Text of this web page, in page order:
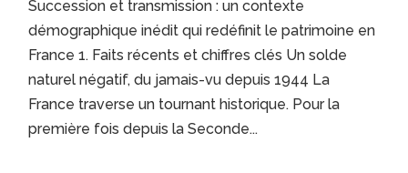
Succession et transmission : un contexte
démographique inédit qui redéfinit le patrimoine en
France 1. Faits récents et chiffres clés Un solde
naturel négatif, du jamais-vu depuis 1944 La
France traverse un tournant historique. Pour la
première fois depuis la Seconde...